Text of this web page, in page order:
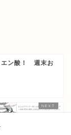
エン酸！ 週末お